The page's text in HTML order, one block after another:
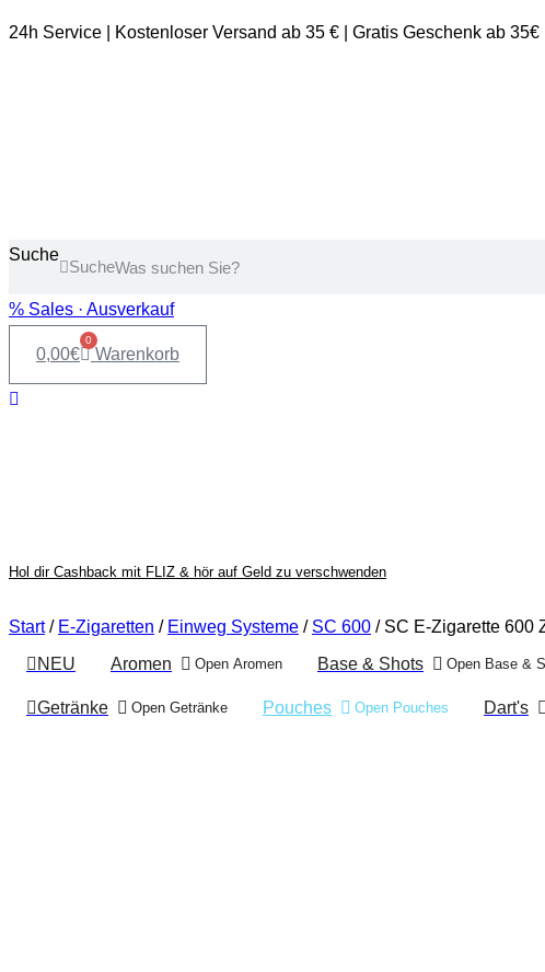
24h Service | Kostenloser Versand ab 35 € | Gratis Geschenk ab
Suche
Suche
% Sales · Ausverkauf
0,00€
0
Warenkorb
Hol dir Cashback mit FLIZ & hör auf Geld zu verschwenden
Start/ E-Zigaretten / Einweg Systeme / SC 600 / SC E-Zigarette 600
NEU
Aromen Open Aromen Base & Shots Open Base &
Getränke Open Getränke Pouches Open Pouches Dart's